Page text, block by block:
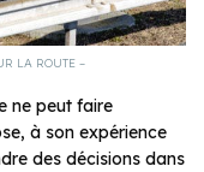
LA ROUTE –
ne peut faire
à son expérience
des décisions dans